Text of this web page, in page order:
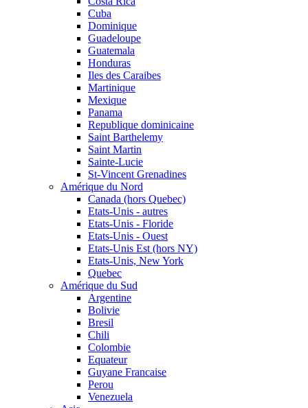
Cuba
Dominique
Guadeloupe
Guatemala
Honduras
Iles des Caraibes
Martinique
Mexique
Panama
Republique dominicaine
Saint Barthelemy
Saint Martin
Sainte-Lucie
St-Vincent Grenadines
Amérique du Nord
Canada (hors Quebec)
Etats-Unis - autres
Etats-Unis - Floride
Etats-Unis - Ouest
Etats-Unis Est (hors NY)
Etats-Unis, New York
Quebec
Amérique du Sud
Argentine
Bolivie
Bresil
Chili
Colombie
Equateur
Guyane Francaise
Perou
Venezuela